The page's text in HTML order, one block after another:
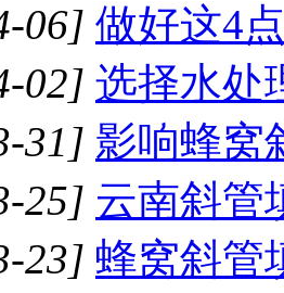
06] 做好这4
02] 选择水处
31] 影响蜂窝
25] 云南斜管
23] 蜂窝斜管